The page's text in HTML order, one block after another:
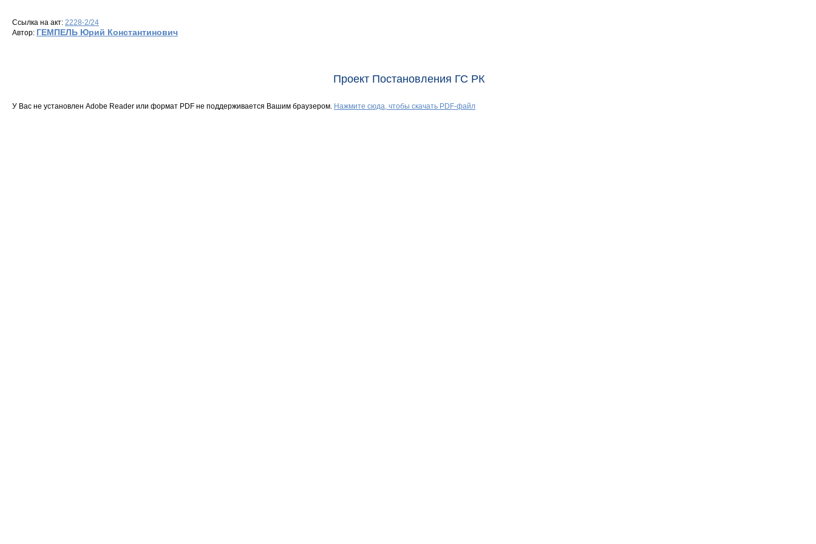
Ссылка на акт: 2228-2/24
Автор: ГЕМПЕЛЬ Юрий Константинович
Проект Постановления ГС РК
У Вас не установлен Adobe Reader или формат PDF не поддерживается Вашим браузером. Нажмите сюда, чтобы скачать PDF-файл